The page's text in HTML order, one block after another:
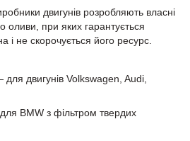
двигунів розробляють власні
оливи, при яких гарантується
і не скорочується його ресурс.
двигунів Volkswagen, Audi,
BMW з фільтром твердих